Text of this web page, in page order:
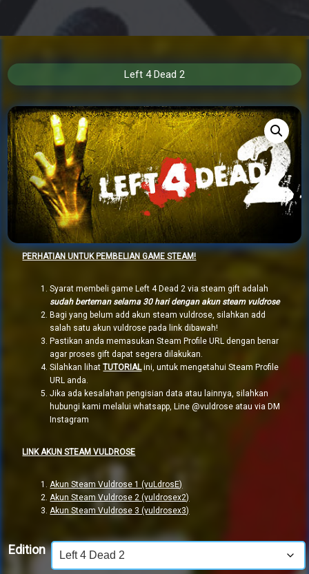
Left 4 Dead 2
PERHATIAN UNTUK PEMBELIAN GAME STEAM!
Syarat membeli game Left 4 Dead 2 via steam gift adalah
sudah berteman selama 30 hari dengan akun steam vuldrose
Bagi yang belum add akun steam vuldrose, silahkan add
salah satu akun vuldrose pada link dibawah!
Pastikan anda memasukan Steam Profile URL dengan benar
agar proses gift dapat segera dilakukan.
Silahkan lihatTUTORIALini, untuk mengetahui Steam Profile
URL anda.
Jika ada kesalahan pengisian data atau lainnya, silahkan
hubungi kami melalui whatsapp, Line @vuldrose atau via DM
Instagram
LINK AKUN STEAM VULDROSE
Akun Steam Vuldrose 1 (vuLdrosE)
Akun Steam Vuldrose 2 (vuldrosex2)
Akun Steam Vuldrose 3 (vuldrosex3)
Edition